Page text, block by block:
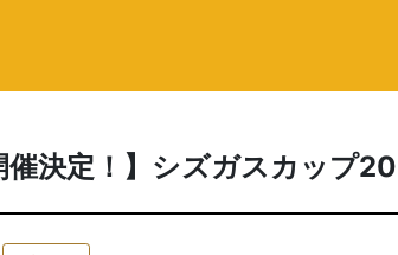
催決定！】シズガスカップ